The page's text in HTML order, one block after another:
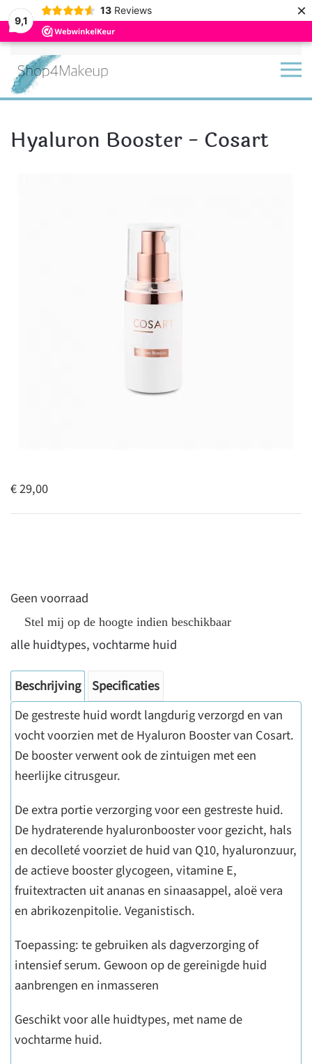
9,1
13 Reviews ×
Terug naar hoofdinhoud
Hyaluron Booster - Cosart
€ 29,00
Geen voorraad
Stel mij op de hoogte indien beschikbaar
alle huidtypes,vochtarme huid
Beschrijving
Specificaties
De gestreste huid wordt langdurig verzorgd en van
vocht voorzien met de Hyaluron Booster van Cosart.
De booster verwent ook de zintuigen met een
heerlijke citrusgeur.
De extra portie verzorging voor een gestreste huid.
De hydraterende hyaluronbooster voor gezicht, hals
en decolleté voorziet de huid van Q10, hyaluronzuur,
de actieve booster glycogeen, vitamine E,
fruitextracten uit ananas en sinaasappel, aloë vera
en abrikozenpitolie. Veganistisch.
Toepassing: te gebruiken als dagverzorging of
intensief serum. Gewoon op de gereinigde huid
aanbrengen en inmasseren
Geschikt voor alle huidtypes, met name de
vochtarme huid.